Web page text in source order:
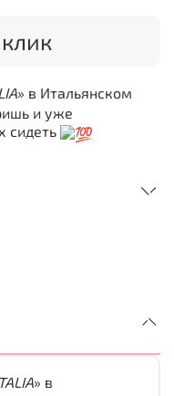
» в Итальянском
и уже
сидеть
» в